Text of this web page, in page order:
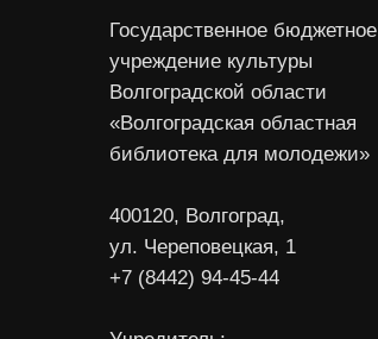
Государственное бюджетное
учреждение культуры
Волгоградской области
«Волгоградская областная
библиотека для молодежи»
400120, Волгоград,
ул. Череповецкая, 1
+7 (8442) 94-45-44